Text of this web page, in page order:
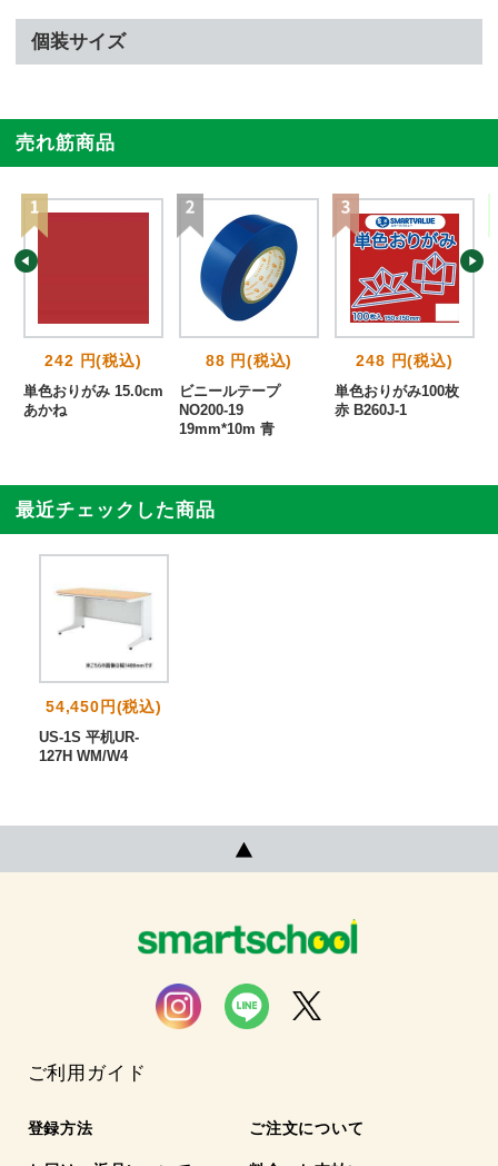
個装サイズ
売れ筋商品
242 円(税込)
単色おりがみ 15.0cm
あかね
88 円(税込)
ビニールテープ
NO200-19
19mm*10m 青
248 円(税込)
単色おりがみ100枚
赤 B260J-1
最近チェックした商品
54,450円(税込)
US-1S 平机UR-
127H WM/W4
ご利用ガイド
登録方法 ご注文について